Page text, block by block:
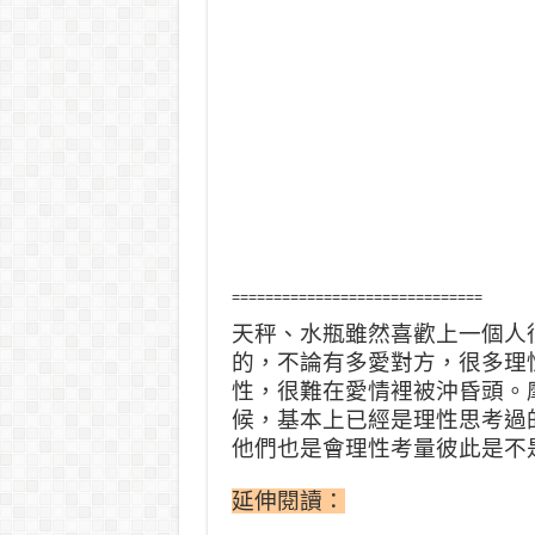
==============================
天秤、水瓶雖然喜歡上一個人
的， 不論有多愛對方，很多
性，很難在愛情裡被沖昏頭。
候， 基本上已經是理性思考過
他們也是會理性考量彼此是不
延伸閱讀：